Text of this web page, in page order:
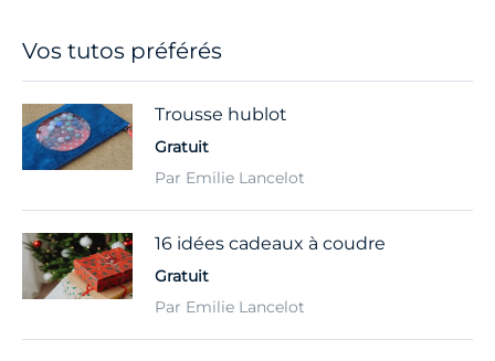
Vos tutos préférés
Trousse hublot
Gratuit
Par Emilie Lancelot
16 idées cadeaux à coudre
Gratuit
Par Emilie Lancelot